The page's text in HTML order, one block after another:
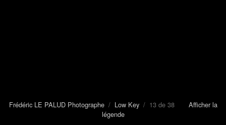
Frédéric LE PALUD Photographe/ Low Key/ 13 de 38 Afficher la
légende